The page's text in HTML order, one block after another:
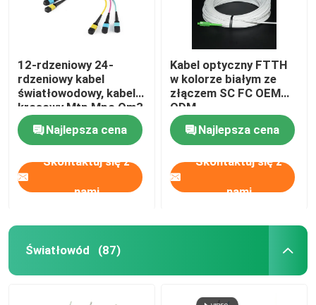
12-rdzeniowy 24-
rdzeniowy kabel
światłowodowy, kabel
krosowy Mtp Mpo Om3
Om4 dla Qsfp
Najlepsza cena
Skontaktuj się z
nami
Kabel optyczny FTTH
w kolorze białym ze
złączem SC FC OEM
ODM
Najlepsza cena
Skontaktuj się z
nami
Światłowód (87)